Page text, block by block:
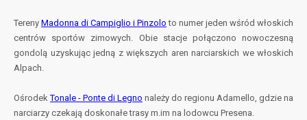
Tereny Madonna di Campiglio i Pinzolo to numer jeden wśród włoskich
centrów sportów zimowych. Obie stacje połączono nowoczesną
gondolą uzyskując jedną z większych aren narciarskich we włoskich
Alpach.
OśrodekTonale - Ponte di Legno należy do regionu Adamello, gdzie na
narciarzy czekają doskonałe trasy m.im na lodowcu Presena.